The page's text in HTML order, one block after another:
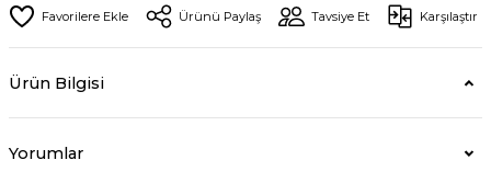
Ürünü Paylaş Tavsiye Et Karşılaştır
Ürün Bilgisi
Yorumlar